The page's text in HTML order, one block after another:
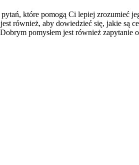
które pomogą Ci lepiej zrozumieć
również, aby dowiedzieć się, jakie są
pomysłem jest również zapytanie